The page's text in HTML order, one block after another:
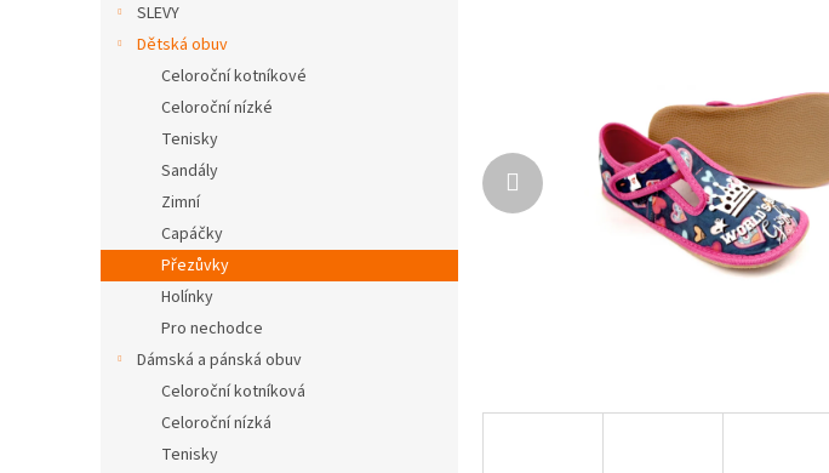
l
SLEVY
Dětská obuv
Celoroční kotníkové
Celoroční nízké
Tenisky
Sandály
Zimní
Capáčky
Přezůvky
Holínky
Pro nechodce
Dámská a pánská obuv
Celoroční kotníková
Celoroční nízká
Tenisky